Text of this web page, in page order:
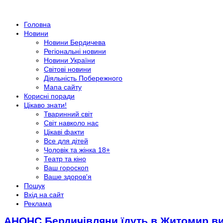
Головна
Новини
Новини Бердичева
Регіональні новини
Новини України
Світові новини
Діяльність Побережного
Мапа сайту
Корисні поради
Цікаво знати!
Тваринний світ
Світ навколо нас
Цікаві факти
Все для дітей
Чоловік та жінка 18+
Театр та кіно
Ваш гороскоп
Ваше здоров'я
Пошук
Вхід на сайт
Реклама